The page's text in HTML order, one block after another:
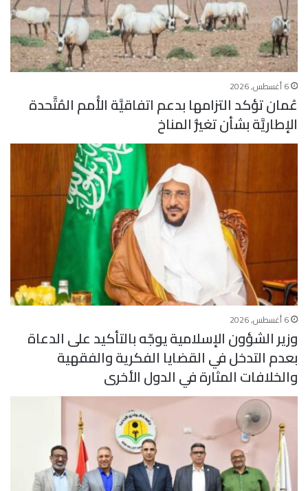
6 أغسطس, 2026
عُمان تؤكد التزامها بدعم اتفاقيَّة الأُمم المُتَّحدة
الإطاريَّة بشأن تغيُّر المناخ
6 أغسطس, 2026
وزير الشؤون الإسلامية يوجّه بالتأكيد على الدعاة
بعدم التدخل في القضايا الفكرية والفقهية
والخلافات المثارة في الدول الأخرى